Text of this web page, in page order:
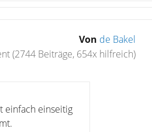
Von de Bakel
(2744 Beiträge, 654x hilfreich)
einfach einseitig